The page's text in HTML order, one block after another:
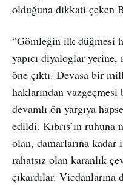
olduğuna dikkati çeken
“Gömleğin ilk düğmesi
yapıcı diyaloglar
öne çıktı. Devasa bir
haklarından
devamlı ön yargıya
edildi. Kıbrıs’ın
olan, damarlarına kadar
rahatsız olan karanlık
çıkardılar.